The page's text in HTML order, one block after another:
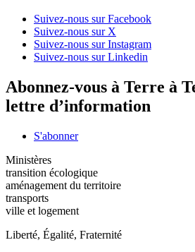
Suivez-nous sur Facebook
Suivez-nous sur X
Suivez-nous sur Instagram
Suivez-nous sur Linkedin
Abonnez-vous à Terre à
lettre d’information
S'abonner
Ministères
transition écologique
aménagement du territoire
transports
ville et logement
Liberté, Égalité, Fraternité